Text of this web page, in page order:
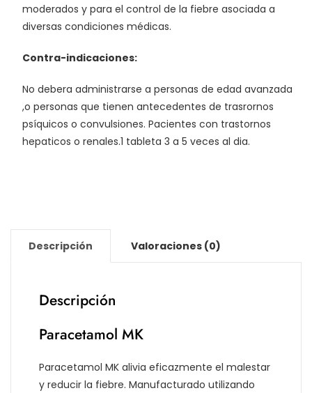
moderados y para el control de la fiebre asociada a
diversas condiciones médicas.
Contra-indicaciones:
No debera administrarse a personas de edad avanzada
,o personas que tienen antecedentes de trasrornos
psíquicos o convulsiones. Pacientes con trastornos
hepaticos o renales.1 tableta 3 a 5 veces al dia.
Descripción Valoraciones (0)
Descripción
Paracetamol MK
Paracetamol MK alivia eficazmente el malestar
y reducir la fiebre. Manufacturado utilizando